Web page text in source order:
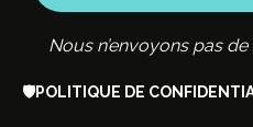
Nous n’envoyons pas
🛡️POLITIQUE DE